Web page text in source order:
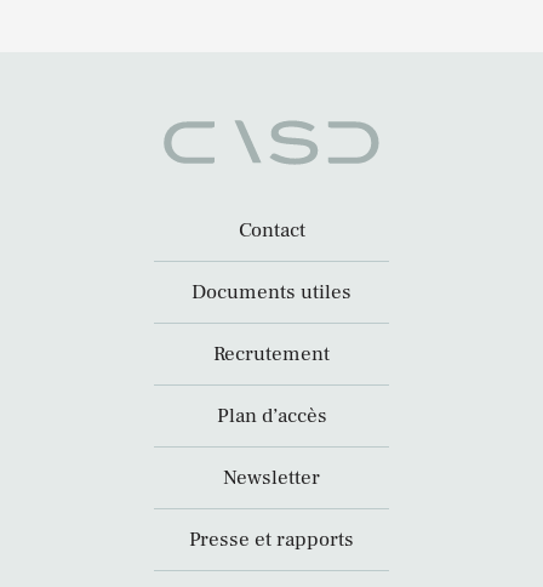
Contact
Documents utiles
Recrutement
Plan d’accès
Newsletter
Presse et rapports